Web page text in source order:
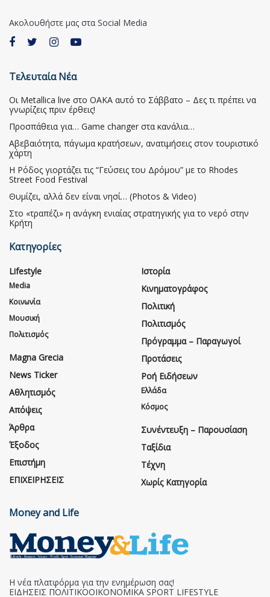
Ακολουθήστε μας στα Social Media
Τελευταία Νέα
Οι Metallica live στο ΟΑΚΑ αυτό το Σάββατο – Δες τι πρέπει να
γνωρίζεις πριν έρθεις!
Προσπάθεια για… Game changer στα κανάλια…
Αβεβαιότητα, πάγωμα κρατήσεων, ανατιμήσεις στον τουριστικό
χάρτη
Η Ρόδος γιορτάζει τις “Γεύσεις του Δρόμου” με το Rhodes
Street Food Festival
Θυμίζει, αλλά δεν είναι νησί… (Photos & Video)
Στο «τραπέζι» η ανάγκη ενιαίας στρατηγικής για το νερό στην
Κρήτη
Κατηγορίες
Lifestyle
Media
Κοινωνία
Μουσική
Πολιτισμός
Magna Grecia
News Ticker
Αθλητισμός
Απόψεις
Άρθρα
Έξοδος
Επιστήμη
ΕΠΙΧΕΙΡΗΣΕΙΣ
Ιστορία
Κινηματογράφος
Πολιτική
Πολιτισμός
Πρόγραμμα – Παραγωγοί
Προτάσεις
Ροή Ειδήσεων
Ελλάδα
Κόσμος
Συνέντευξη – Παρουσίαση
Ταξίδια
Τέχνη
Χωρίς Κατηγορία
Money and Life
Η νέα πλατφόρμα για την ενημέρωση σας!
ΕΙΔΗΣΕΙΣ ΠΟΛΙΤΙΚΟΟΙΚΟΝΟΜΙΚΑ SPORT LIFESTYLE